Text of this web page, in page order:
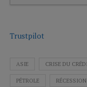
Trustpilot
ASIE CRISE DU
PÉTROLE RÉCESSION